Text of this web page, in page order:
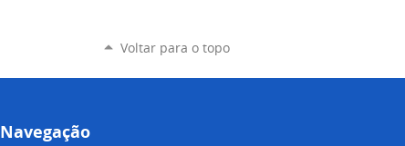
Voltar para o topo
Navegação